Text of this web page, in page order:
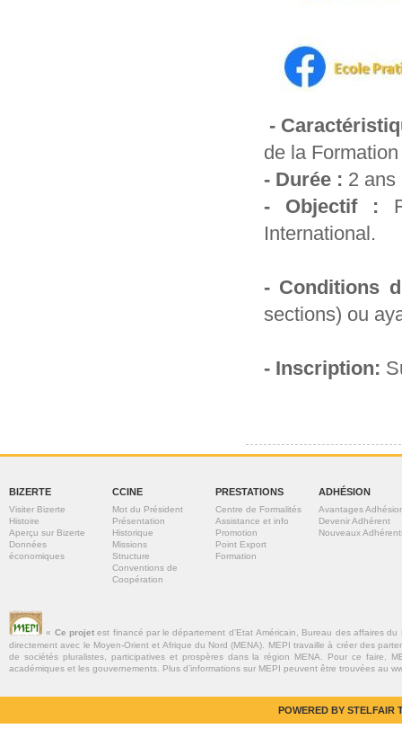
-
de ‎la
- Durée : 2 ans
- Objectif :
‎International.
- Conditions
‎sections) ou
- Inscription:
BIZERTE
Visiter Bizerte
Histoire
Aperçu sur Bizerte
Données
économiques
CCINE
Mot du Président
Présentation
Historique
Missions
Structure
Conventions de
Coopération
PRESTATIONS
Centre de Formalités
Assistance et info
Promotion
Point Export
Formation
ADHÉSION
Avantages
Devenir Adhérent
Nouveaux
« Ce projetest financé par le département d’Etat Américain, Bureau des affaires
directement avec le Moyen-Orient et Afrique du Nord (MENA). MEPI travaille à créer des
de sociétés pluralistes, participatives et prospères dans la région MENA. Pour ce faire,
académiques et les gouvernements. Plus d’informations sur MEPI peuvent être trouvées au
POWERED BY STELFAIR